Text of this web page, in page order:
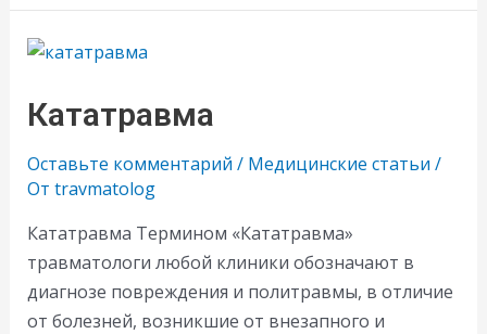
позвоночника
Кататравма
Оставьте комментарий / Медицинские статьи /
От travmatolog
Кататравма Термином «Кататравма»
травматологи любой клиники обозначают в
диагнозе повреждения и политравмы, в отличие
от болезней, возникшие от внезапного и